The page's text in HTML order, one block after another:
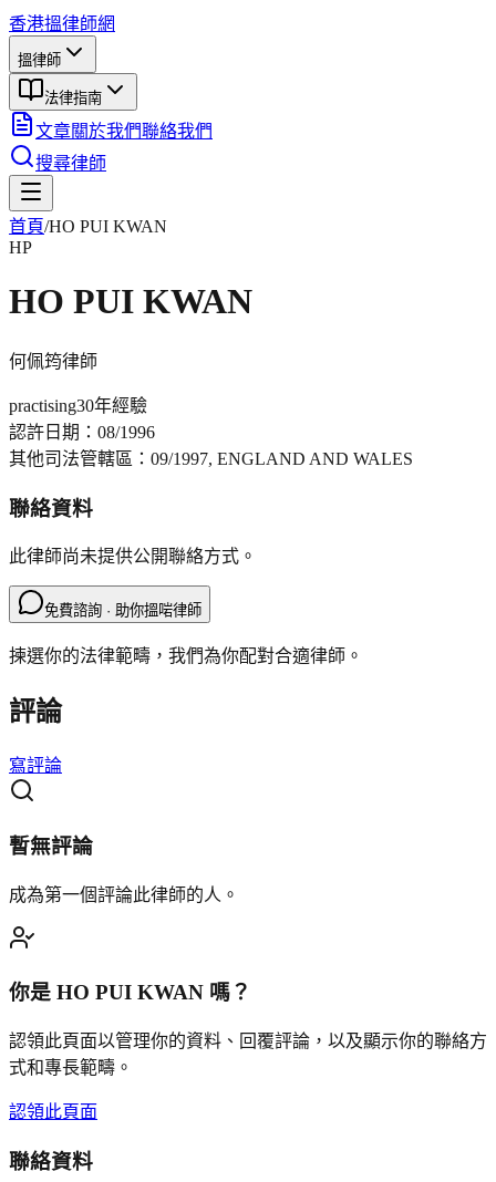
香港搵律師網
搵律師
法律指南
文章關於我們聯絡我們
搜尋律師
首頁/HO PUI KWAN
HP
HO PUI KWAN
何佩筠律師
practising30年經驗
認許日期： 08/1996
其他司法管轄區： 09/1997, ENGLAND AND WALES
聯絡資料
此律師尚未提供公開聯絡方式。
免費諮詢 · 助你搵啱律師
揀選你的法律範疇，我們為你配對合適律師。
評論
寫評論
暫無評論
成為第一個評論此律師的人。
你是 HO PUI KWAN 嗎？
認領此頁面以管理你的資料、回覆評論，以及顯示你的聯絡方
式和專長範疇。
認領此頁面
聯絡資料